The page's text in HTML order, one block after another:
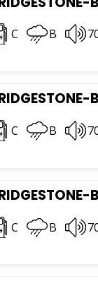
C B
C B
C B